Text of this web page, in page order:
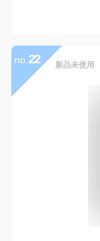
no. 22